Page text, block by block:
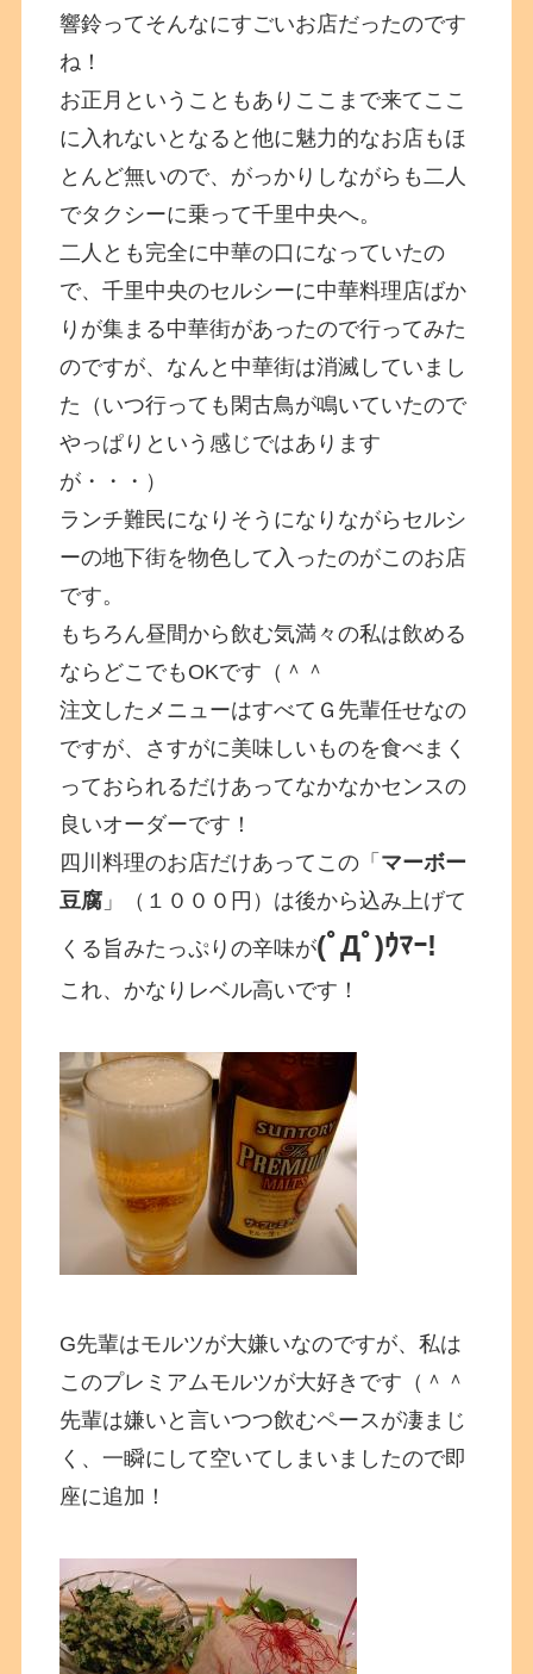
響鈴ってそんなにすごいお店だったのです
ね！
お正月ということもありここまで来てここ
に入れないとなると他に魅力的なお店もほ
とんど無いので、がっかりしながらも二人
でタクシーに乗って千里中央へ。
二人とも完全に中華の口になっていたの
で、千里中央のセルシーに中華料理店ばか
りが集まる中華街があったので行ってみた
のですが、なんと中華街は消滅していまし
た（いつ行っても閑古鳥が鳴いていたので
やっぱりという感じではあります
が・・・）
ランチ難民になりそうになりながらセルシ
ーの地下街を物色して入ったのがこのお店
です。
もちろん昼間から飲む気満々の私は飲める
ならどこでもOKです（＾＾
注文したメニューはすべてＧ先輩任せなの
ですが、さすがに美味しいものを食べまく
っておられるだけあってなかなかセンスの
良いオーダーです！
四川料理のお店だけあってこの「 マーボー
豆腐 」（１０００円）は後から込み上げて
くる旨みたっぷりの辛味が(ﾟДﾟ)ｳﾏｰ!
これ、かなりレベル高いです！
G先輩はモルツが大嫌いなのですが、私は
このプレミアムモルツが大好きです（＾＾
先輩は嫌いと言いつつ飲むペースが凄まじ
く、一瞬にして空いてしまいましたので即
座に追加！